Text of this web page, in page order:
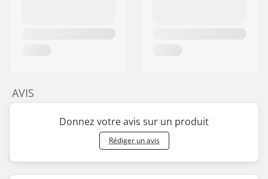
AVIS
Donnez votre avis sur un produit
Rédiger un avis